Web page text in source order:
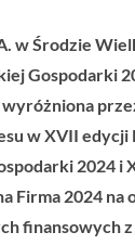
w Środzie
Gospodarki
wyróżniona
w XVII edycji
2024 i
Firma 2024 na
finansowych